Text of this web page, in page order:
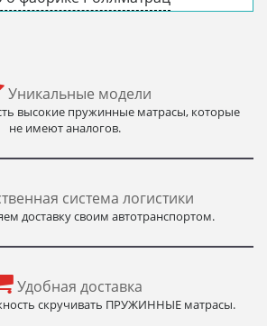
Уникальные модели
высокие пружинные матрасы, которые
не имеют аналогов.
система логистики
доставку своим автотранспортом.
Удобная доставка
скручивать ПРУЖИННЫЕ матрасы.